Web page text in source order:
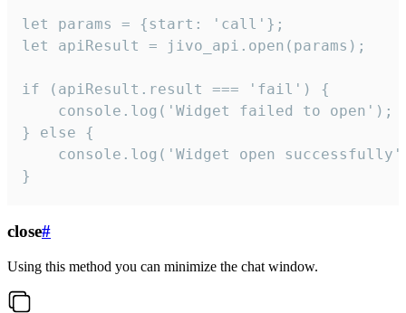
let params = {start: 'call'};
let apiResult = jivo_api.open(params);
if (apiResult.result === 'fail') {
    console.log('Widget failed to open');
} else {
console.log('Widget open
}
close#
Using this method you can minimize the chat window.